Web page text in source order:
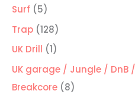
Surf 55
productos
Trap 128128
productos
UK Drill 11
producto
UK garage / Jungle / DnB /
Breakcore
88